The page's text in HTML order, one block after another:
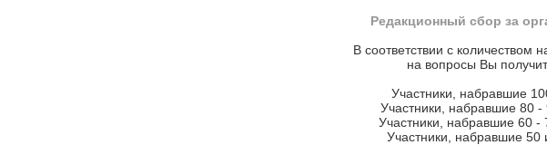
Редакционный сбор за
В соответствии с количеством
на вопросы Вы
Участники, набравшие
Участники, набравшие 80
Участники, набравшие 60 -
Участники, набравшие 50